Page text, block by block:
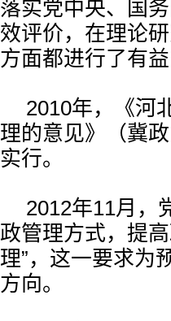
落实党中央、国
效评价，在理论
方面都进行了有益
2010年，《河
理的意见》（冀
实行。
2012年11月，
政管理方式，提
理”，这一要求为
方向。